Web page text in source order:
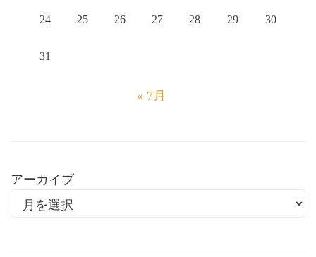
24 25 26 27 28 29 30
31
« 7月
アーカイブ